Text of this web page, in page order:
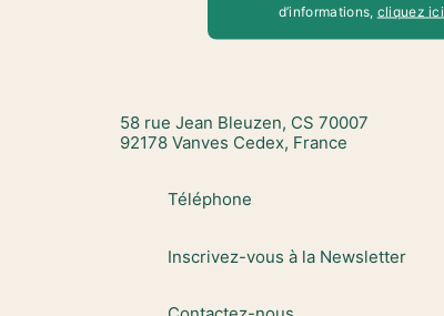
d’informations, cliquez ici
58 rue Jean Bleuzen, CS 70007
92178 Vanves Cedex, France
Téléphone
Inscrivez-vous à la Newsletter